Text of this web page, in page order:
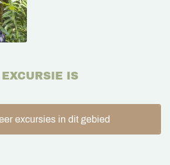
IS
excursies in dit gebied